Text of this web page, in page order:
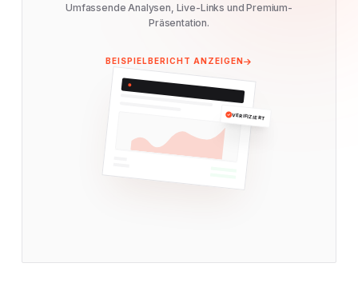
Umfassende Analysen, Live-Links und Premium-
Präsentation.
BEISPIELBERICHT ANZEIGEN
VERIFIZIERT